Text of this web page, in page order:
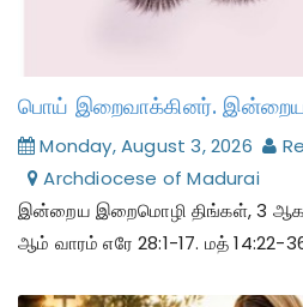
Monday, August 3, 2026
Archdiocese of Madurai
இன்றைய இறைமொழி திங்கள், 3
ஆம் வாரம் எரே 28:1-17. மத் 14:22-